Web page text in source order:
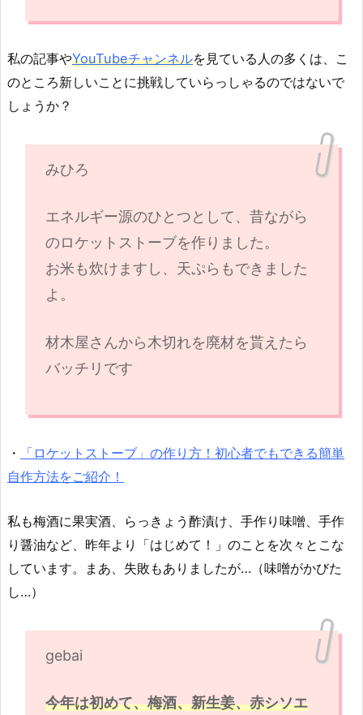
私の記事やYouTubeチャンネルを見ている人の多くは、こ
のところ新しいことに挑戦していらっしゃるのではないで
しょうか？
みひろ
エネルギー源のひとつとして、昔ながら
のロケットストーブを作りました。
お米も炊けますし、天ぷらもできました
よ。
材木屋さんから木切れを廃材を貰えたら
バッチリです
・
「ロケットストーブ」の作り方！初心者でもできる簡単
自作方法をご紹介！
私も梅酒に果実酒、らっきょう酢漬け、手作り味噌、手作
り醤油など、昨年より「はじめて！」のことを次々とこな
しています。まあ、失敗もありましたが…（味噌がかびた
し…）
gebai
今年は初めて、梅酒、新生姜、赤シソエ